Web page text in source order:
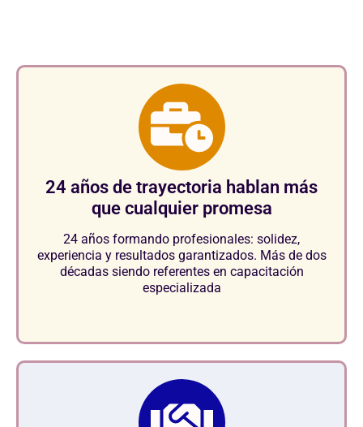
24 años de trayectoria hablan más
que cualquier promesa
24 años formando profesionales: solidez,
experiencia y resultados garantizados. Más de dos
décadas siendo referentes en capacitación
especializada